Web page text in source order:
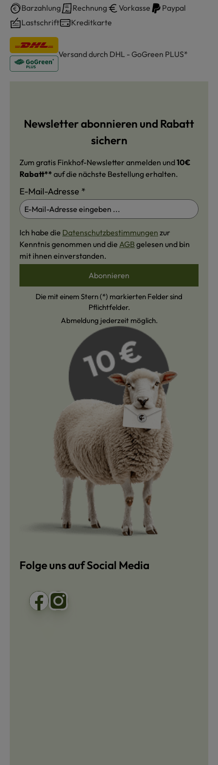
Barzahlung Rechnung Vorkasse
Paypal
Lastschrift
Kreditkarte
Versand durch DHL - GoGreen PLUS*
Newsletter abonnieren und Rabatt
sichern
Zum gratis Finkhof-Newsletter anmelden und10€
Rabatt** auf die nächste Bestellung erhalten.
E-Mail-Adresse *
Ich habe die Datenschutzbestimmungen zur
Kenntnis genommen und die AGB gelesen und bin
mit ihnen einverstanden.
Abonnieren
Die mit einem Stern (*) markierten Felder sind
Pflichtfelder.
Abmeldung jederzeit möglich.
Folge uns auf Social Media